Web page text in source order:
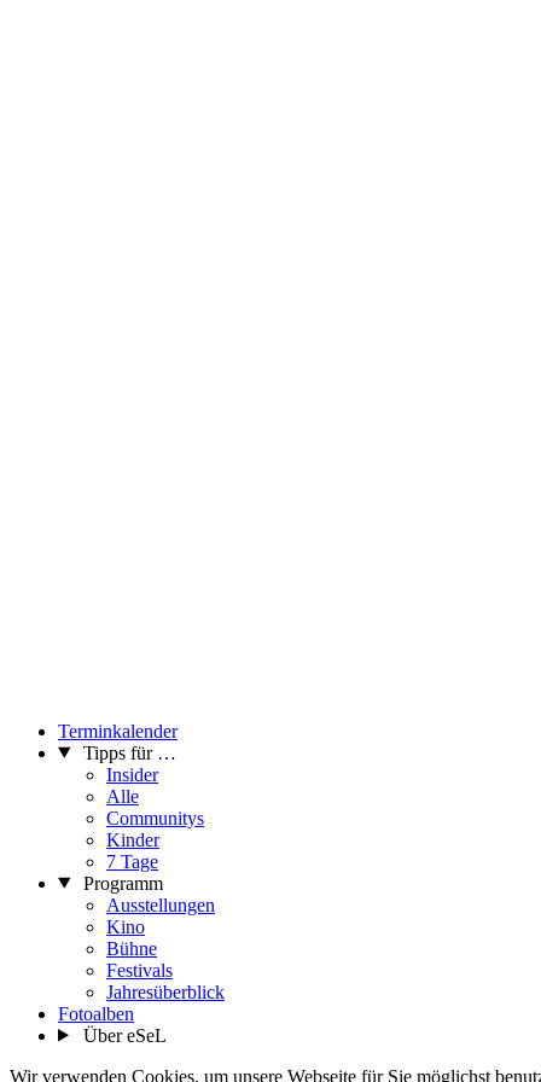
Terminkalender
Tipps für …
Insider
Alle
Communitys
Kinder
7 Tage
Programm
Ausstellungen
Kino
Bühne
Festivals
Jahresüberblick
Fotoalben
Über eSeL
Wir verwenden Cookies, um unsere Webseite für Sie möglichst